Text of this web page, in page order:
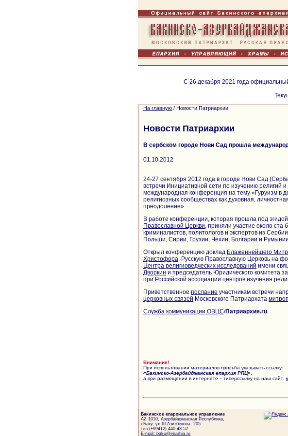
С 26 декабря 2021 года
На главную / Новости Патриархии
Новости Патриархии
В сербском городе Нови Сад прошла
01.10.2012
24-27 сентября 2012 года в городе Нови Сад
встречи Инициативной сети по изучению религий и
международная конференция на тему «Гуруизм в
религиозных сообществах как духовная,
преодоление».
В работе конференции, которая прошла под
Православной Церкви, приняли участие около ста
криминалистов, политологов и экспертов из
Польши, Сирии, Грузии, Чехии, Болгарии и
Открыл конференцию доклад Блаженнейшего
Христофора. Русскую Православную Церковь на
Центра религиоведческих исследований имени
Дворкин и председатель Юридического комитета
при Российской ассоциации центров изучения
Приветственное послание участникам встречи
церковных связей Московского Патриархата
Служба коммуникации ОВЦС/Патриархия.ru
Внимание!
При использовании материалов просьба указывать ссылку:
«Бакинско-Азербайджанская епархия РПЦ»
а при размещении в интернете – гиперссылку на наш сайт:
Бакинское епархиальное управление
AZ 1010, Азербайджанская Республика,
г.Баку, ул.Ш.Азизбекова, 205
тел.(+99412) 440-43-52
E-mail: baku@eparhia.ru